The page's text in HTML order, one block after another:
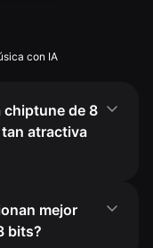
con IA
chiptune de 8
atractiva
mejor
bits?